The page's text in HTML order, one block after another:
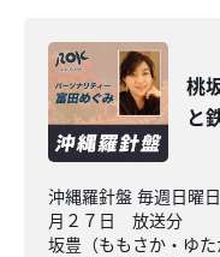
桃
と
沖縄羅針盤 毎週日
月２７日 放送分
坂豊（ももさか・ゆ